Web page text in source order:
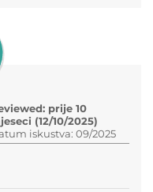
prije 10
(12/10/2025)
iskustva: 09/2025